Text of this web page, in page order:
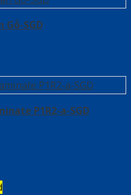
Gỗ-SGD
P1R2-a-SGD